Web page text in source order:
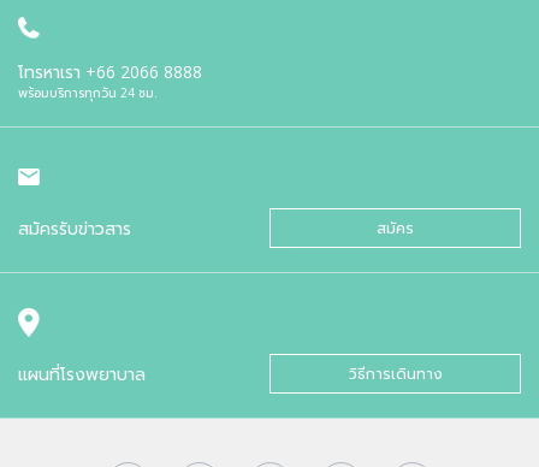
โทรหาเรา +66 2066 8888
พร้อมบริการทุกวัน 24 ชม.
สมัครรับข่าวสาร สมัคร
แผนที่โรงพยาบาล วิธีการเดินทาง